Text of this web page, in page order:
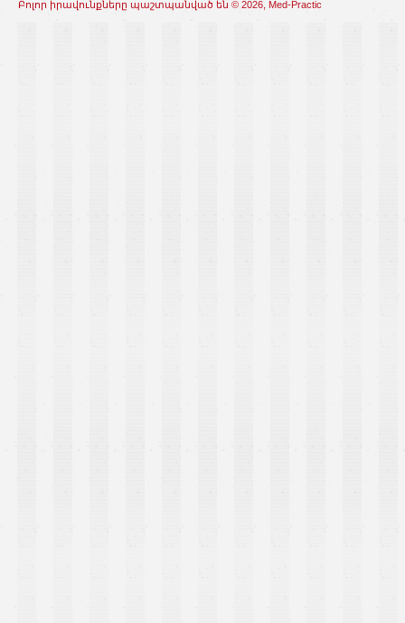
Բոլոր իրավունքները պաշտպանված են © 2026, Med-Practic